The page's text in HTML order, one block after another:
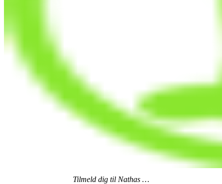
Tilmeld dig til Nathas …